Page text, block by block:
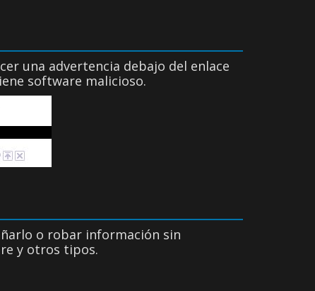
una advertencia debajo del enlace
software malicioso.
o robar información sin
y otros tipos.